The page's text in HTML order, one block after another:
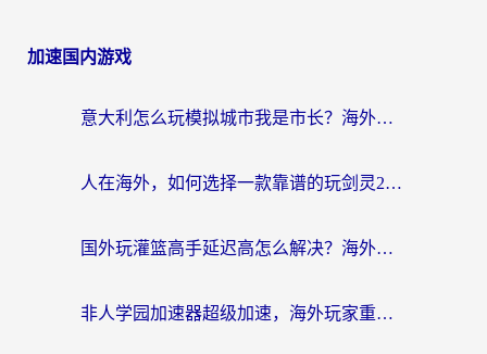
加速国内游戏
意大利怎么玩模拟城市我是市长？海外党国服游戏加速终极攻略（附三国3量子特攻解决办法）
人在海外，如何选择一款靠谱的玩剑灵2加速器？
国外玩灌篮高手延迟高怎么解决？海外玩家国服游戏加速终极指南
非人学园加速器超级加速，海外玩家重返国服的通行证